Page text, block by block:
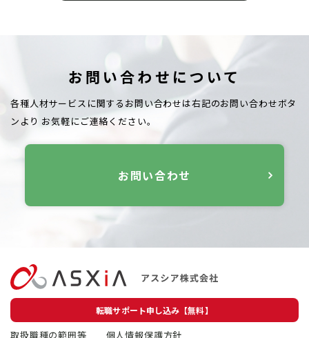
お問い合わせについて
各種人材サービスに関するお問い合わせは右記のお問い合わせボタ
ンより お気軽にご連絡ください。
お問い合わせ
転職サポート申し込み【無料】
取扱職種の範囲等 個人情報保護方針